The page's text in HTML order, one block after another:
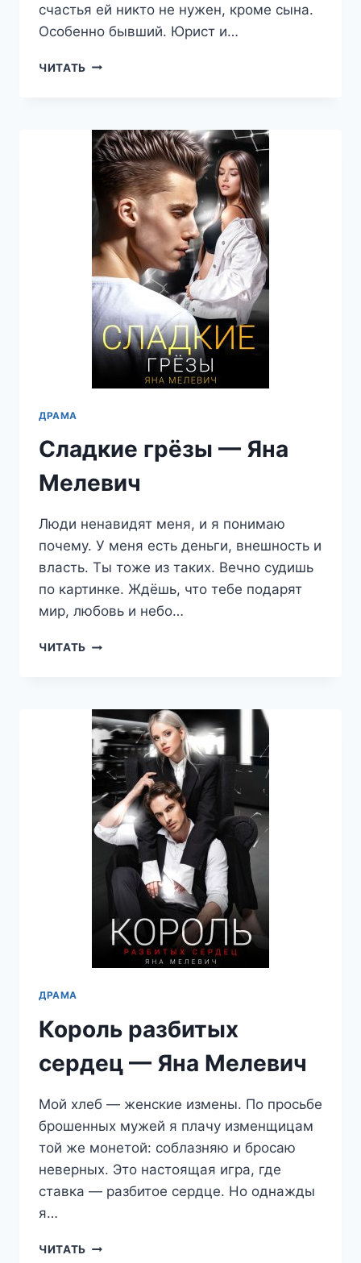
счастья ей никто не нужен, кроме сына.
Особенно бывший. Юрист и…
ЧИТАТЬ БОЛЬШЕ
ЯНА
МЕЛЕВИЧ
ДРАМА
Сладкие грёзы — Яна
Мелевич
Люди ненавидят меня, и я понимаю
почему. У меня есть деньги, внешность и
власть. Ты тоже из таких. Вечно судишь
по картинке. Ждёшь, что тебе подарят
мир, любовь и небо…
ЧИТАТЬ СЛАДКИЕ
МЕЛЕВИЧ
ДРАМА
Король разбитых
сердец — Яна Мелевич
Мой хлеб — женские измены. По просьбе
брошенных мужей я плачу изменщицам
той же монетой: соблазняю и бросаю
неверных. Это настоящая игра, где
ставка — разбитое сердце. Но однажды
я…
ЧИТАТЬ КОРОЛЬ